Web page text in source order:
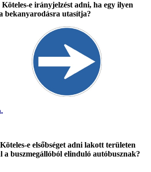
Köteles-e irányjelzést adni, ha egy ilyen
bekanyarodásra utasítja?
Köteles-e elsőbséget adni lakott területen
a buszmegállóból elinduló autóbusznak?